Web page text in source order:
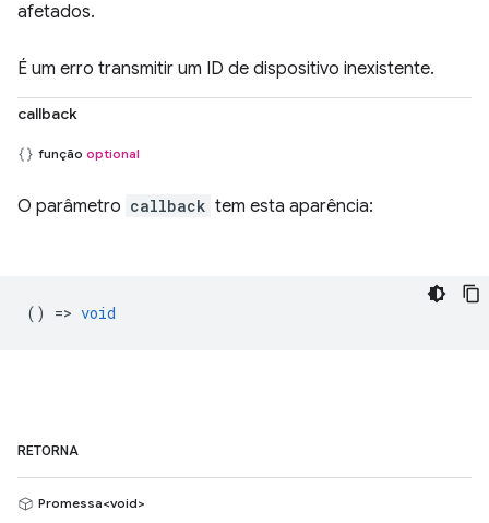
afetados.
É um erro transmitir um ID de dispositivo inexistente.
callback
função optional
O parâmetro callback tem esta aparência:
() => void
RETORNA
Promessa<void>